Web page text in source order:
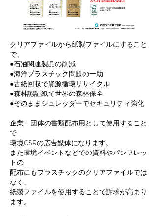
クリアファイルから紙製ファイルにすること
で、
●石油関連製品の削減
●海洋プラスチック問題の一助
●古紙回収で資源循環リサイクル
●森林認証紙で世界の森林保全
●そのままシュレッダーでセキュリティ強化
企業・団体の書類配布用として使用すること
で
環境CSRの広告媒体になります。
また環境イベントなどでの資料やパンフレッ
トの
配布にもプラスチックのクリアファイルでは
なく、
紙製ファイルを使用することで訴求が高まり
ます。